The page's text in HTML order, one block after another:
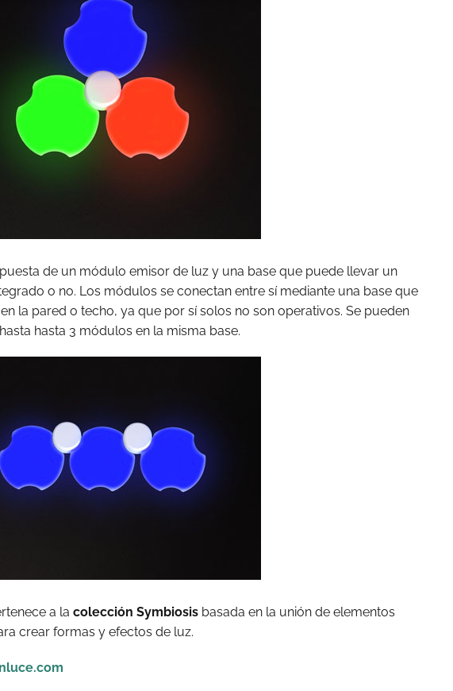
de un módulo emisor de luz y una base que puede llevar un
o no. Los módulos se conectan entre sí mediante una base que
la pared o techo, ya que por sí solos no son operativos. Se pueden
hasta 3 módulos en la misma base.
a la colección Symbiosis basada en la unión de elementos
crear formas y efectos de luz.